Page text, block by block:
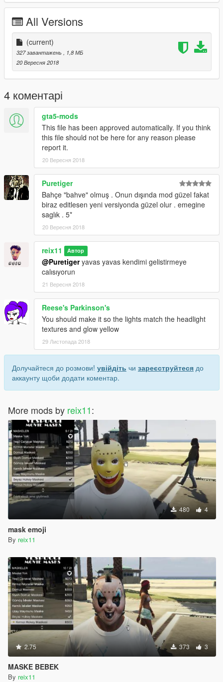
All Versions
(current)
327 завантажень
, 1,8 МБ
20 Вересня 2018
4 коментарі
gta5-mods
This file has been approved automatically. If you think
this file should not be here for any reason please
report it.
20 Вересня 2018
Puretiger
Bahçe "bahve" olmuş . Onun dışında mod güzel fakat
biraz editlesen yeni versiyonda güzel olur . emegine
saglık . 5*
20 Вересня 2018
reix11 Автор
@Puretigeryavas yavas kendimi gelistirmeye
calısıyorun
21 Вересня 2018
Reese's Parkinson's
You should make it so the lights match the headlight
textures and glow yellow
29 Листопада 2018
Долучайтеся до розмови! увійдіть чи зареєструйтеся до
аккаунту щоби додати коментар.
More mods by reix11:
480 4
mask emoji
By reix11
2.75 373 3
MASKE BEBEK
By reix11